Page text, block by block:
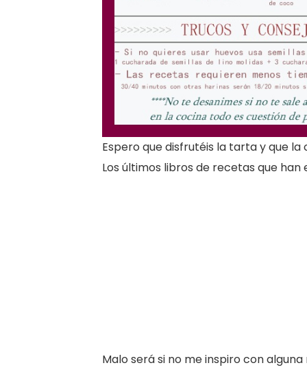
Espero que disfrutéis la tarta y que
Los últimos libros de recetas que han
Malo será si no me inspiro con